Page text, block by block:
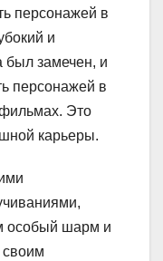
персонажей в
и
был замечен, и
персонажей в
Это
карьеры.
особый шарм и
своим